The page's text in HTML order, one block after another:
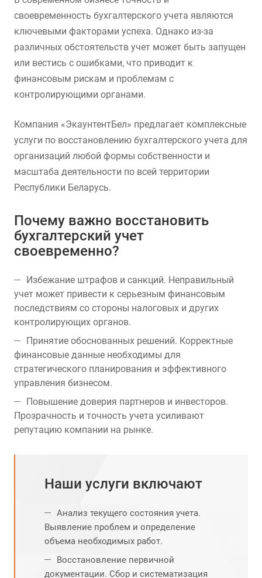
своевременность бухгалтерского учета являются
ключевыми факторами успеха. Однако из-за
различных обстоятельств учет может быть запущен
или вестись с ошибками, что приводит к
финансовым рискам и проблемам с
контролирующими органами.
Компания «ЭкаунтентБел» предлагает комплексные
услуги по восстановлению бухгалтерского учета для
организаций любой формы собственности и
масштаба деятельности по всей территории
Республики Беларусь.
Почему важно восстановить
бухгалтерский учет
своевременно?
Избежание штрафов и санкций. Неправильный
учет может привести к серьезным финансовым
последствиям со стороны налоговых и других
контролирующих органов.
Принятие обоснованных решений. Корректные
финансовые данные необходимы для
стратегического планирования и эффективного
управления бизнесом.
Повышение доверия партнеров и инвесторов.
Прозрачность и точность учета усиливают
репутацию компании на рынке.
Наши услуги включают
Анализ текущего состояния учета.
Выявление проблем и определение
объема необходимых работ.
Восстановление первичной
документации. Сбор и систематизация